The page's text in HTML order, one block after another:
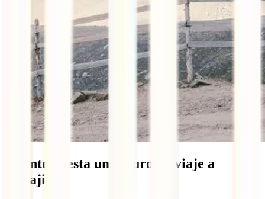
Cuánto cuesta un seguro de viaje a
Kazajistán